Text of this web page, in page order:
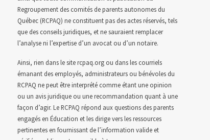
Regroupement des comités de parents autonomes du
Québec (RCPAQ) ne constituent pas des actes réservés, tels
que des conseils juridiques, et ne sauraient remplacer
l’analyse ni l’expertise d’un avocat ou d’un notaire.
Ainsi, rien dans le site rcpaq.org ou dans les courriels
émanant des employés, administrateurs ou bénévoles du
RCPAQ ne peut être interprété comme étant une opinion
ou un avis juridique ou une recommandation quant à une
façon d’agir. Le RCPAQ répond aux questions des parents
engagés en Éducation et les dirige vers les ressources
pertinentes en fournissant de l’information valide et